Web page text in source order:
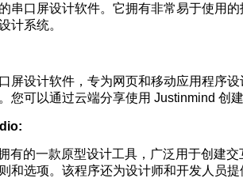
串口屏设计软件。它拥有非常易于使用
计系统。
屏设计软件，专为网页和移动应用程序
您可以通过云端分享使用 Justinmind 创
有的一款原型设计工具，广泛用于创建
和选项。该程序还为设计师和开发人员提